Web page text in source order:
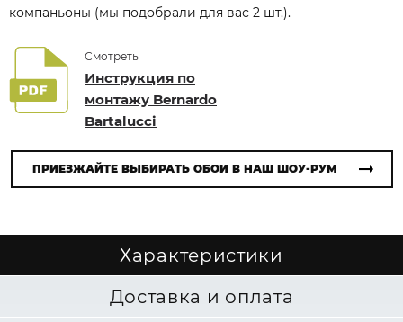
компаньоны (мы подобрали для вас 2 шт.).
Смотреть
Инструкция по
монтажу Bernardo
Bartalucci
ПРИЕЗЖАЙТЕ ВЫБИРАТЬ ОБОИ В НАШ ШОУ-РУМ
Характеристики
Доставка и оплата